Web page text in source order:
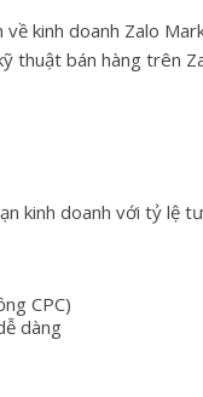
về kinh doanh Zalo
thuật bán hàng trên
kinh doanh với tỷ lệ
CPC)
dàng